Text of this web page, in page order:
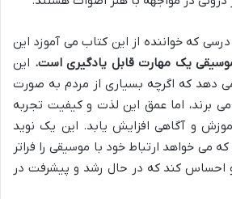
که خواننده از این کتاب می آموزد این
یک مهارت قابل یادگیری است. این
دهد که اگرچه بسیاری از مردم به صورت
برند، اما عمق این لذت و کیفیت تجربه
و آگاهی افزایش یابد. این یک نوید
می خواهد ارتباط خود با موسیقی را فراتر
و احساس کند که در حال رشد و پیشرفت در